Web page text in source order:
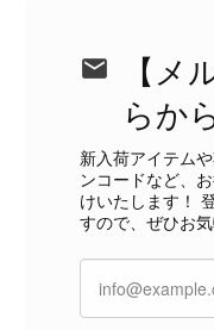
ではなかったため、シ
で購入することはない
ないよう、商品の状態
て写真や説明で分かる
こ
り
【メ
らか
新入荷アイテム
ンコードなど、
けいたします！
すので、ぜひお